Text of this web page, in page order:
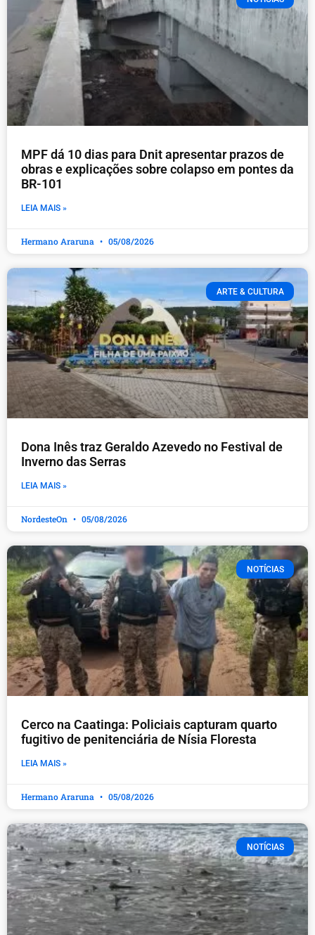
MPF dá 10 dias para Dnit apresentar prazos de
obras e explicações sobre colapso em pontes da
BR-101
LEIA MAIS »
Hermano Araruna 05/08/2026
ARTE & CULTURA
Dona Inês traz Geraldo Azevedo no Festival de
Inverno das Serras
LEIA MAIS »
NordesteOn 05/08/2026
NOTÍCIAS
Cerco na Caatinga: Policiais capturam quarto
fugitivo de penitenciária de Nísia Floresta
LEIA MAIS »
Hermano Araruna 05/08/2026
NOTÍCIAS